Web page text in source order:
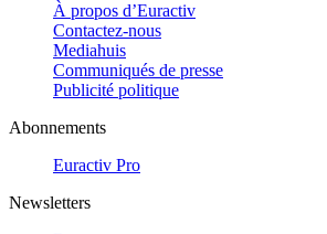
À propos d’Euractiv
Contactez-nous
Mediahuis
Communiqués de presse
Publicité politique
Abonnements
Euractiv Pro
Newsletters